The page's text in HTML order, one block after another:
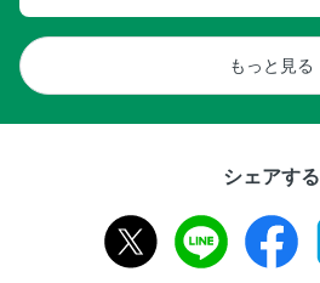
もっと見る
シェアする